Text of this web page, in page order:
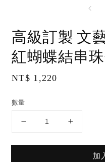
高級訂製 文
紅蝴蝶結串
Regular
NT$ 1,220
數量
加